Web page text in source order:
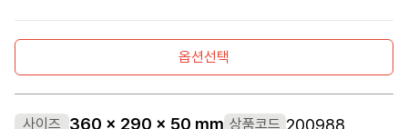
옵션선택
사이즈 360 x 290 x 50 mm 상품코드 200988